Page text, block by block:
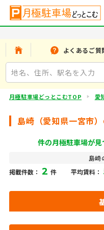
よくあるご質
月極駐車場どっとこむTOP 愛
島崎（愛知県一宮市
件の月極駐車場が見
島崎
掲載件数： 2 件 平均賃料：